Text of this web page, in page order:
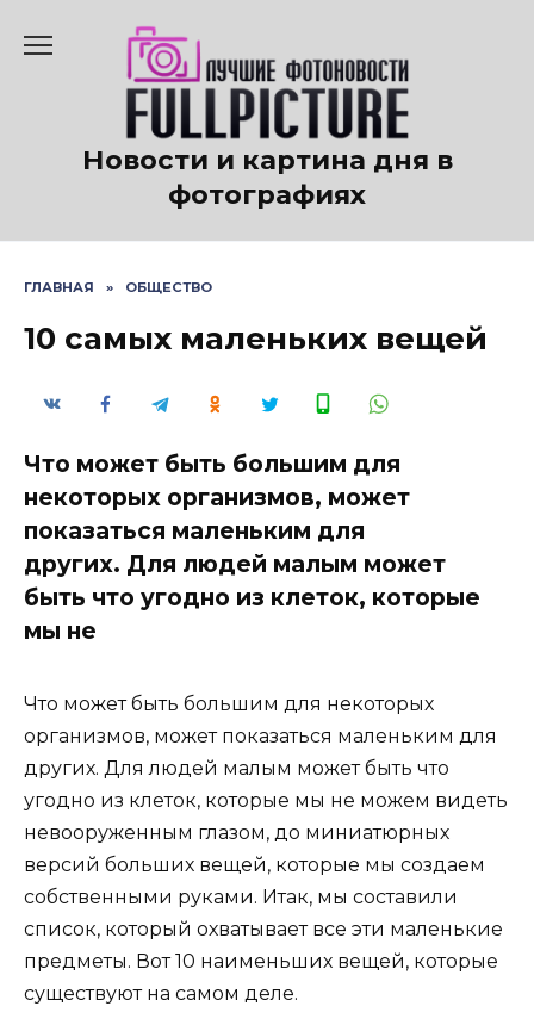
содержанию
Новости и картина дня в
фотографиях
ГЛАВНАЯ » ОБЩЕСТВО
10 самых маленьких вещей
Что может быть большим для
некоторых организмов, может
показаться маленьким для
других. Для людей малым может
быть что угодно из клеток, которые
мы не
Что может быть большим для некоторых
организмов, может показаться маленьким для
других. Для людей малым может быть что
угодно из клеток, которые мы не можем видеть
невооруженным глазом, до миниатюрных
версий больших вещей, которые мы создаем
собственными руками. Итак, мы составили
список, который охватывает все эти маленькие
предметы. Вот 10 наименьших вещей, которые
существуют на самом деле.